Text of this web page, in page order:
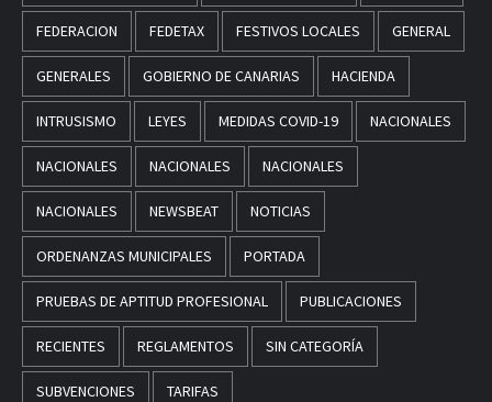
FEDERACION FEDETAX FESTIVOS LOCALES GENERAL
GENERALES GOBIERNO DE CANARIAS HACIENDA
INTRUSISMO LEYES MEDIDAS COVID-19 NACIONALES
NACIONALES NACIONALES NACIONALES
NACIONALES NEWSBEAT NOTICIAS
ORDENANZAS MUNICIPALES PORTADA
PRUEBAS DE APTITUD PROFESIONAL PUBLICACIONES
RECIENTES REGLAMENTOS SIN CATEGORÍA
SUBVENCIONES TARIFAS